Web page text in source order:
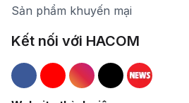
Sản phẩm khuyến mại
Kết nối với HACOM
Hacom Facebook
Hacom YouTube
Hacom Instagram
Hacom TikTok